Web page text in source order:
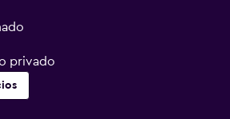
privado